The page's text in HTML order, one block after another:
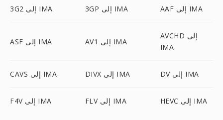
3G2 إلى IMA 3GP إلى IMA AAF إلى IMA
ASF إلى IMA AV1 إلى IMA
AVCHD إلى
IMA
CAVS إلى IMA DIVX إلى IMA DV إلى IMA
F4V إلى IMA FLV إلى IMA HEVC إلى IMA